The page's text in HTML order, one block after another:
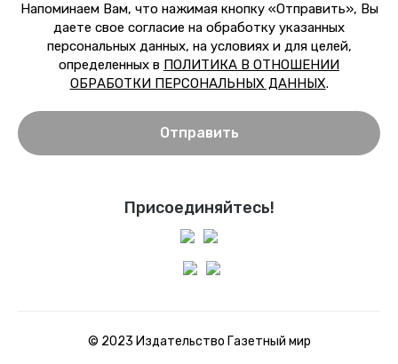
Присоединяйтесь!
Напоминаем Вам, что нажимая кнопку «Отправить», Вы
даете свое согласие на обработку указанных
персональных данных, на условиях и для целей,
определенных в ПОЛИТИКА В ОТНОШЕНИИ
ОБРАБОТКИ ПЕРСОНАЛЬНЫХ ДАННЫХ.
Отправить
© 2023 Издательство Газетный мир